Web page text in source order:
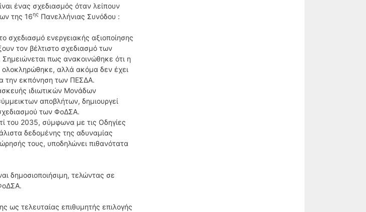
ένας σχεδιασμός όταν λείπουν
της 16ης Πανελλήνιας Συνόδου :
ενεργειακής αξιοποίησης
τον βέλτιστο σχεδιασμό των
πως ανακοινώθηκε ότι η
ολοκληρώθηκε, αλλά ακόμα δεν έχει
την εκπόνηση των ΠΕΣΔΑ.
ιδιωτικών Μονάδων
αποβλήτων, δημιουργεί
των ΦοΔΣΑ.
του 2035, σύμφωνα με τις Οδηγίες
δεδομένης της αδυναμίας
τους, υποδηλώνει πιθανότατα
δημοσιοποιήσιμη, τελώντας σε
ως τελευταίας επιθυμητής επιλογής